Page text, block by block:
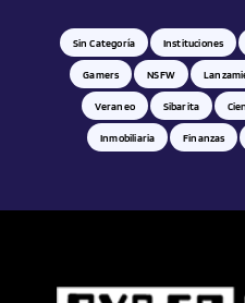
Coches
Colima
Columnistas
Sin Categoría Instituciones
Gamers NSFW
Veraneo Sibarita
Inmobiliaria Finanzas